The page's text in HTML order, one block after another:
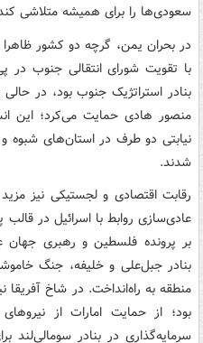
سعودی‌ها را برای همیشه متلاشی
در بحران یمن، گرچه دو کشور ظاهرا
با تقویت شورای انتقالی جنوب در
بنادر استراتژیک جنوب بود، در
منصور هادی حمایت می‌کرد؛ این
نیابتی دو طرف در استان‌های شبوه
شدند.
رقابت اقتصادی و لجستیکی نیز
عادی‌سازی روابط با اسرائیل در
بر پرونده فلسطین و رهبری
بنادر جبل‌علی و خلیفه، جنگ
منطقه به راه‌انداخت. در شاخ آفریقا
بود؛ از حمایت امارات از
سرمایه‌گذاری در بنادر سومالی‌لند